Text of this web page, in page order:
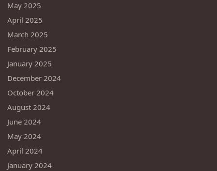
May 2025
April 2025
March 2025
February 2025
January 2025
December 2024
October 2024
August 2024
June 2024
May 2024
April 2024
January 2024